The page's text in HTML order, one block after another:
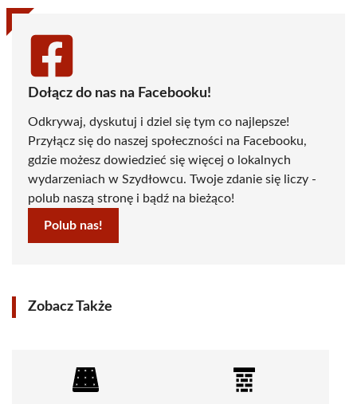
Dołącz do nas na Facebooku!
Odkrywaj, dyskutuj i dziel się tym co najlepsze!
Przyłącz się do naszej społeczności na Facebooku,
gdzie możesz dowiedzieć się więcej o lokalnych
wydarzeniach w Szydłowcu. Twoje zdanie się liczy -
polub naszą stronę i bądź na bieżąco!
Polub nas!
Zobacz Także